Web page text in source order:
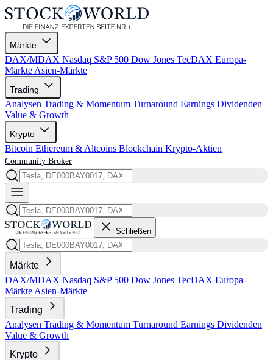
Märkte
DAX/MDAX Nasdaq S&P 500 Dow Jones TecDAX Europa-
Märkte Asien-Märkte
Trading
Analysen Trading & Momentum Turnaround Earnings Dividenden
Value & Growth
Krypto
Bitcoin Ethereum & Altcoins Blockchain Krypto-Aktien
Community Broker
Schließen
Märkte
DAX/MDAX Nasdaq S&P 500 Dow Jones TecDAX Europa-
Märkte Asien-Märkte
Trading
Analysen Trading & Momentum Turnaround Earnings Dividenden
Value & Growth
Krypto